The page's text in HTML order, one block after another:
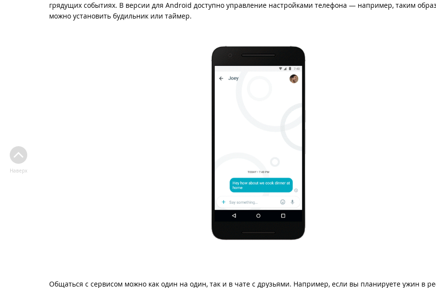
грядущих событиях. В версии для Android доступно управление настройками телефона — например, таким
можно установить будильник или таймер.
Общаться с сервисом можно как один на один, так и в чате с друзьями. Например, если вы планируете ужин в
Наверх